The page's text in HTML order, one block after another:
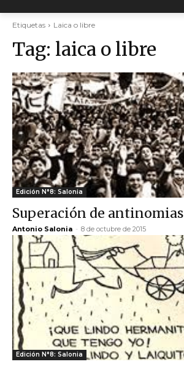
Etiquetas Laica o libre
Tag: laica o libre
Edición N°8: Salonia
Superación de antinomias
Antonio Salonia - 8 de octubre de 2015
Edición N°8: Salonia